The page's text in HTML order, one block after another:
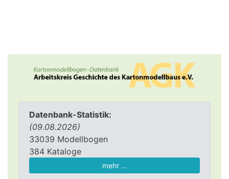
Datenbank-Statistik:
(09.08.2026)
33039 Modellbogen
384 Kataloge
mehr ...